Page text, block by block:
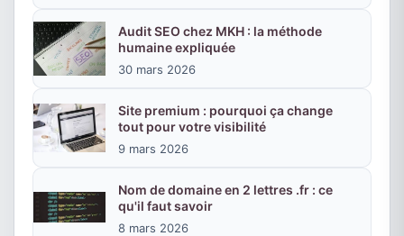
Audit SEO chez MKH : la méthode
humaine expliquée
30 mars 2026
Site premium : pourquoi ça change
tout pour votre visibilité
9 mars 2026
Nom de domaine en 2 lettres .fr : ce
qu'il faut savoir
8 mars 2026